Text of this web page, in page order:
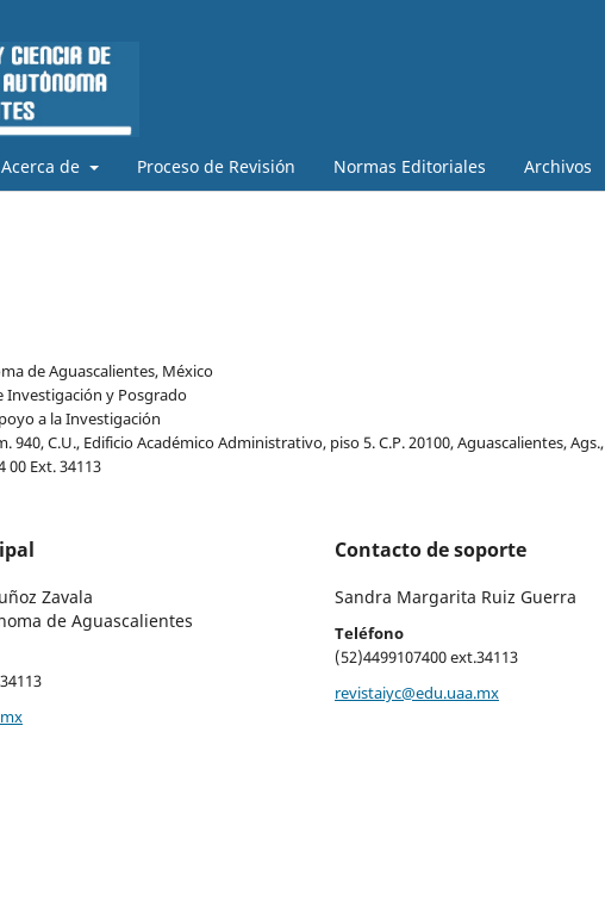
Acerca de Proceso de Revisión Normas Editoriales Archivos
de Aguascalientes, México
Investigación y Posgrado
a la Investigación
940, C.U., Edificio Académico Administrativo, piso 5. C.P. 20100, Aguascalientes, Ags.,
00 Ext. 34113
Zavala
de Aguascalientes
Contacto de soporte
Sandra Margarita Ruiz Guerra
Teléfono
(52)4499107400 ext.34113
revistaiyc@edu.uaa.mx